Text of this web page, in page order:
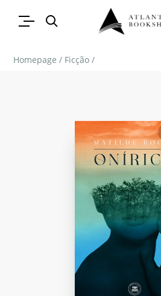
Homepage / Ficção /